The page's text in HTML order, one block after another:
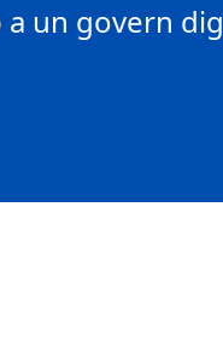
a un govern